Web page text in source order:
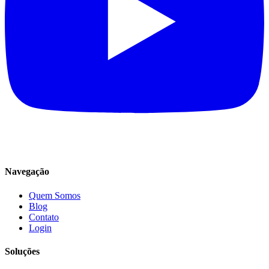
Navegação
Quem Somos
Blog
Contato
Login
Soluções